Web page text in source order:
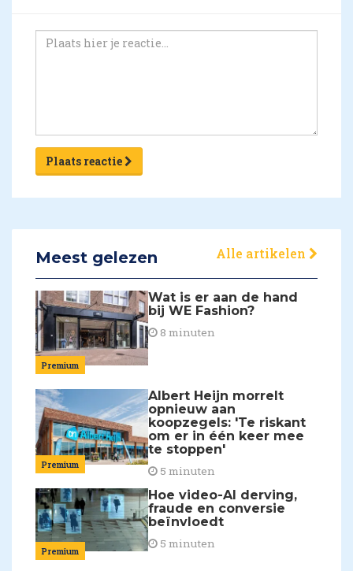
Plaats reactie
Meest gelezen Alle artikelen
Premium
Wat is er aan de hand
bij WE Fashion?
8 minuten
Premium
Albert Heijn morrelt
opnieuw aan
koopzegels: 'Te riskant
om er in één keer mee
te stoppen'
5 minuten
Premium
Hoe video-AI derving,
fraude en conversie
beïnvloedt
5 minuten